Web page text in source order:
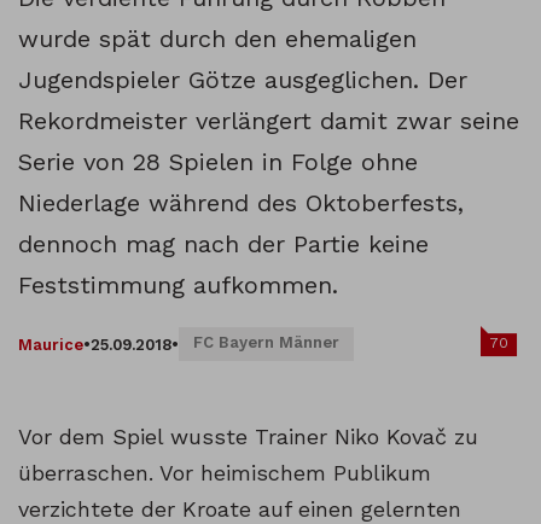
wurde spät durch den ehemaligen
Jugendspieler Götze ausgeglichen. Der
Rekordmeister verlängert damit zwar seine
Serie von 28 Spielen in Folge ohne
Niederlage während des Oktoberfests,
dennoch mag nach der Partie keine
Feststimmung aufkommen.
Maurice•25.09.2018• FC Bayern Männer 70
Vor dem Spiel wusste Trainer Niko Kovač zu
überraschen. Vor heimischem Publikum
verzichtete der Kroate auf einen gelernten